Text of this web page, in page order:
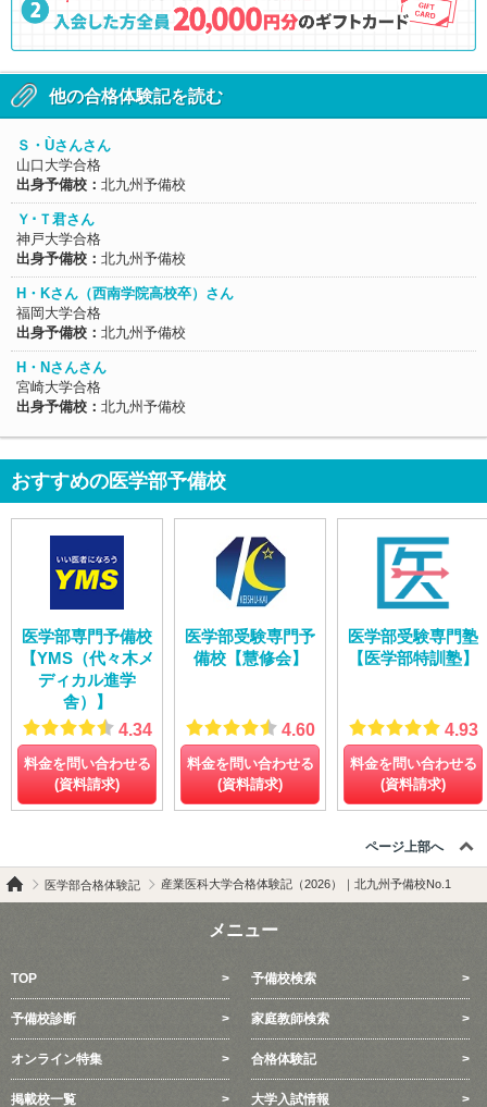
他の合格体験記を読む
Ｓ・Ùさんさん
山口大学合格
出身予備校： 北九州予備校
Ｙ･Ｔ君さん
神戸大学合格
出身予備校： 北九州予備校
H・Kさん（西南学院高校卒）さん
福岡大学合格
出身予備校： 北九州予備校
H・Nさんさん
宮崎大学合格
出身予備校： 北九州予備校
おすすめの医学部予備校
医学部専門予備校
【YMS（代々木メ
ディカル進学
舎）】
4.34
料金を問い合わせる
(資料請求)
医学部受験専門予
備校【慧修会】
4.60
料金を問い合わせる
(資料請求)
医学部受験専門塾
【医学部特訓塾】
4.93
料金を問い合わせる
(資料請求)
ページ上部へ
医学部合格体験記 産業医科大学合格体験記（2026）｜北九州予備校No.1
メニュー
TOP 予備校検索
予備校診断 家庭教師検索
オンライン特集 合格体験記
掲載校一覧 大学入試情報